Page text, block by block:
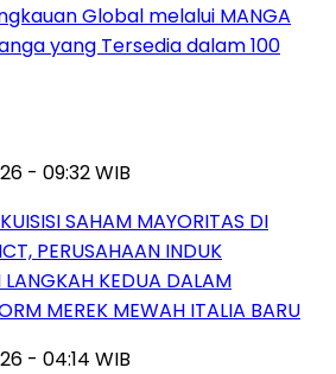
Global melalui MANGA
yang Tersedia dalam 100
- 09:32 WIB
SAHAM MAYORITAS DI
PERUSAHAAN INDUK
KEDUA DALAM
MEREK MEWAH ITALIA BARU
- 04:14 WIB